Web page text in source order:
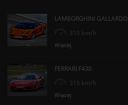
LAMBORGHINI GALLARDO
315 km/h
Więcej
FERRARI F430
315 km/h
Więcej